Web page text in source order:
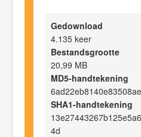
Gedownload
4.135 keer
Bestandsgrootte
20,99 MB
MD5-handtekening
SHA1-handtekening
4d